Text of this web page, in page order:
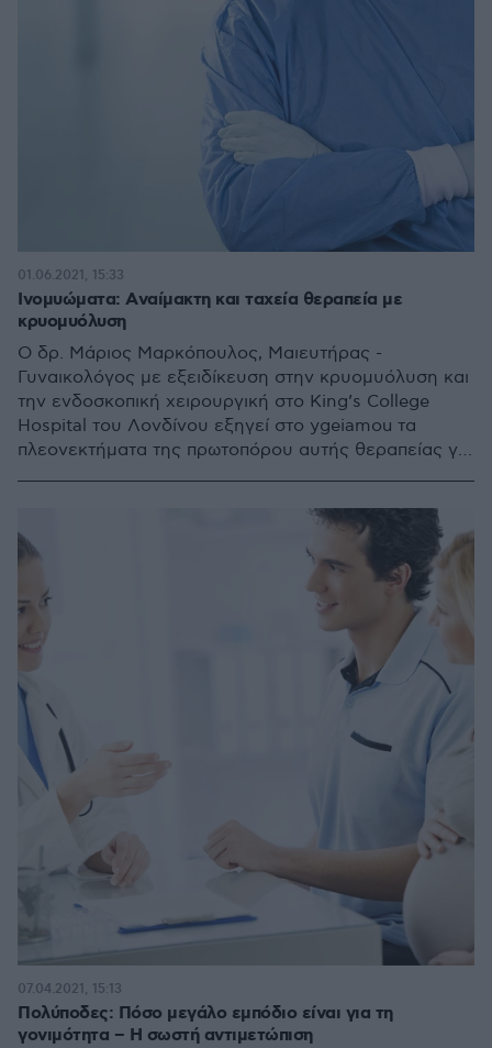
Ινoμυώματα: Aναίμακτη και ταχεία θεραπεία με
κρυομυόλυση
Ο δρ. Μάριος Μαρκόπουλος, Μαιευτήρας -
Γυναικολόγος με εξειδίκευση στην κρυομυόλυση και
την ενδοσκοπική χειρουργική στο Κing’s College
Hospital του Λονδίνου εξηγεί στο ygeiamou τα
πλεονεκτήματα της πρωτοπόρου αυτής θεραπείας για
01.06.2021, 15:33
Πολύποδες: Πόσο μεγάλο εμπόδιο είναι για τη
γονιμότητα – Η σωστή αντιμετώπιση
07.04.2021, 15:13